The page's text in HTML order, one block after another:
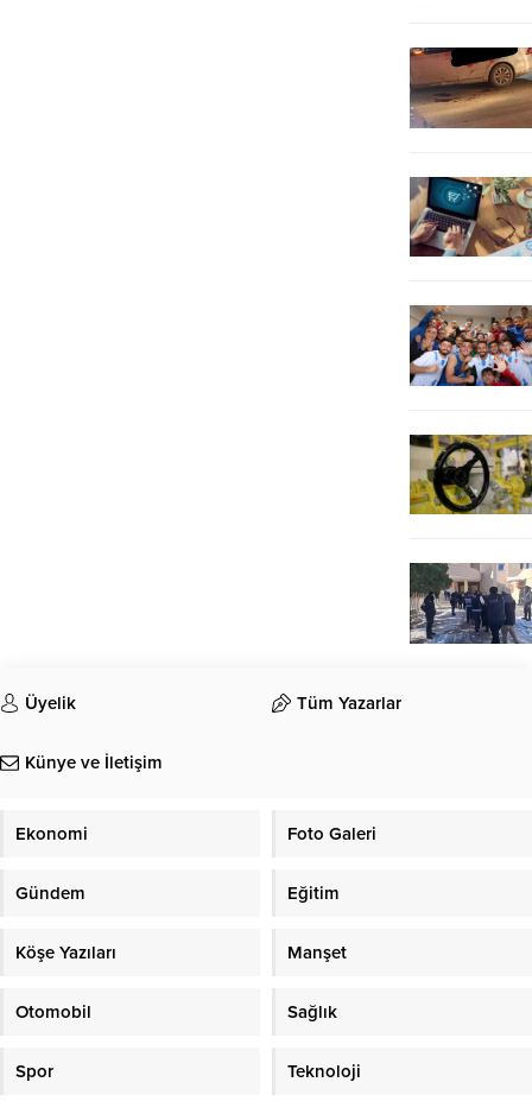
Üyelik Tüm Yazarlar
Künye ve İletişim
Ekonomi Foto Galeri
Gündem Eğitim
Köşe Yazıları Manşet
Otomobil Sağlık
Spor Teknoloji